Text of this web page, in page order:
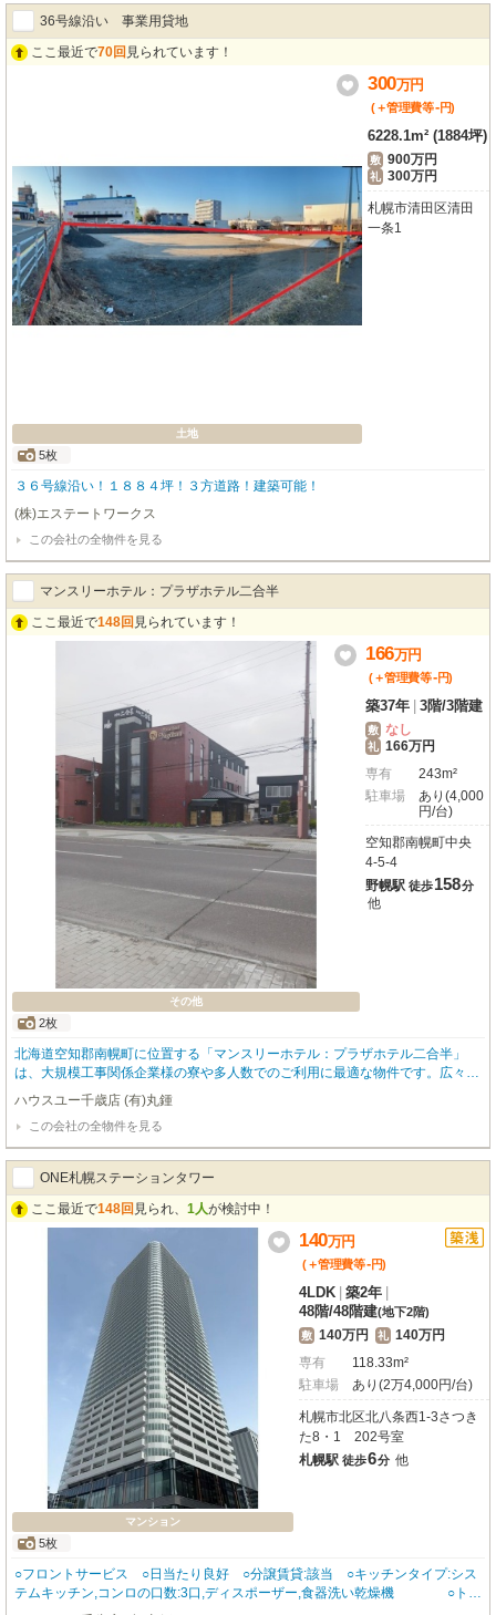
DCＭがお車で5分圏内🙌旭山記念公園・円山動物園・藻岩山・幌見峠などの観
光スポットへのアクセスも便利な立地です🌟 🔶初期費用は1,980万2,250円
（賃料300万円+24時間安心サポート1,500円+初回保証料150万750円+敷金90
途 🔶毎月のお支払い額は300万2,400円（賃料300万円+24時間安心サポート
1,500円+継続保証料900円） 🔶内覧のご希望・詳細はエイシン不動産までお
36号線沿い 事業用貸地
ここ最近で70回 見られています！
土地
5枚
300万円
(＋管理費等-円)
6228.1m² (1884坪)
敷 900万円
礼 300万円
札幌市清田区清田
一条1
３６号線沿い！１８８４坪！３方道路！建築可能！
(株)エステートワークス
この会社の全物件を見る
マンスリーホテル：プラザホテル二合半
ここ最近で148回 見られています！
その他
2枚
166万円
(＋管理費等-円)
築37年 3階/3階建
敷 なし
礼 166万円
専有
243m²
駐車場
あり(4,000
円/台)
空知郡南幌町中央
4-5-4
野幌駅 徒歩158分
他
北海道空知郡南幌町に位置する「マンスリーホテル：プラザホテル二合半」
は、大規模工事関係企業様の寮や多人数でのご利用に最適な物件です。広々24
3㎡の空間には、シングル8室、ツイン2室、和室1室が備わり、それぞれにト
イレとお風呂が付いているため、プライベートもしっかり確保できます。家
具・家電、照明器具、冷蔵庫、室内洗濯機が揃っており、入居後すぐに快適な
滞在を始められるのが嬉しいポイントです。保証人不要でマンスリー契約も可
能なので、急なご入用にも柔軟に対応いたします。敷地内や近隣に10台以上の
駐車場も確保でき、お車の利用もスムーズです。さらに、会議室スペースを別
途契約すれば、事務所としても活用いただけます。周辺にはスーパーやコンビ
ジネス拠点として、ぜひご検討ください。
ハウスユー千歳店 (有)丸鍾
この会社の全物件を見る
ONE札幌ステーションタワー
ここ最近で148回 見られ、 1人が検討中！
マンション
5枚
140万円
(＋管理費等-円)
4LDK 築2年
48階/48階建(地下2階)
敷 140万円 礼 140万円
専有
118.33m²
駐車場
あり(2万4,000円/台)
札幌市北区北八条西1-3さつき
た8・1 202号室
札幌駅 徒歩6分 他
○フロントサービス ○日当たり良好 ○分譲賃貸:該当 ○キッチンタイプ:シス
テムキッチン,コンロの口数:3口,ディスポーザー,食器洗い乾燥機 ○トイ
レ種類:水洗,バストイレ:別室,バス:有り,温水洗浄便座,給湯:ガス,追い焚き給湯,